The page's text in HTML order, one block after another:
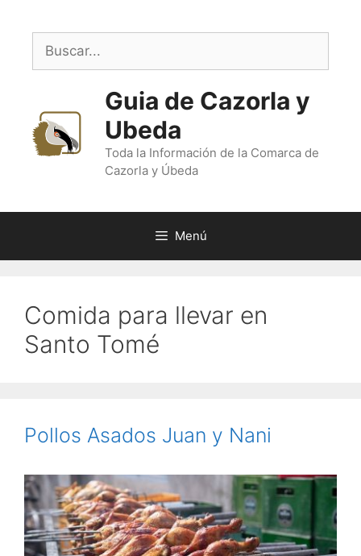
contenido
Buscar:
Guia de Cazorla y
Ubeda
Toda la Información de la Comarca de
Cazorla y Úbeda
Menú
Comida para llevar en
Santo Tomé
Pollos Asados Juan y Nani